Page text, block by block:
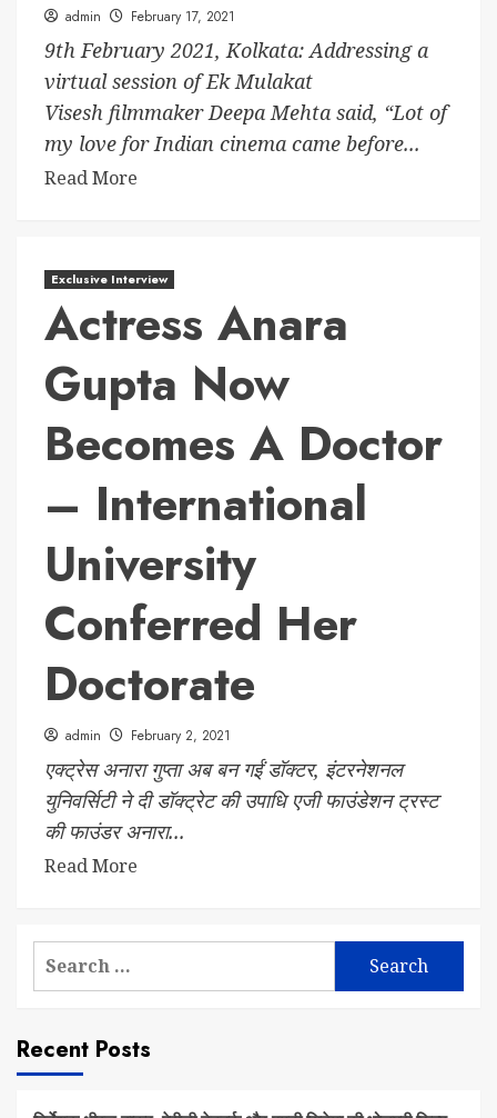
admin February 17, 2021
9th February 2021, Kolkata: Addressing a
virtual session of Ek Mulakat
Visesh filmmaker Deepa Mehta said, “Lot of
my love for Indian cinema came before...
Read More
Exclusive Interview
Actress Anara
Gupta Now
Becomes A Doctor
– International
University
Conferred Her
Doctorate
admin February 2, 2021
एक्ट्रेस अनारा गुप्ता अब बन गईं डॉक्टर, इंटरनेशनल
युनिवर्सिटी ने दी डॉक्ट्रेट की उपाधि एजी फाउंडेशन ट्रस्ट
की फाउंडर अनारा...
Read More
Search
for:
Recent Posts